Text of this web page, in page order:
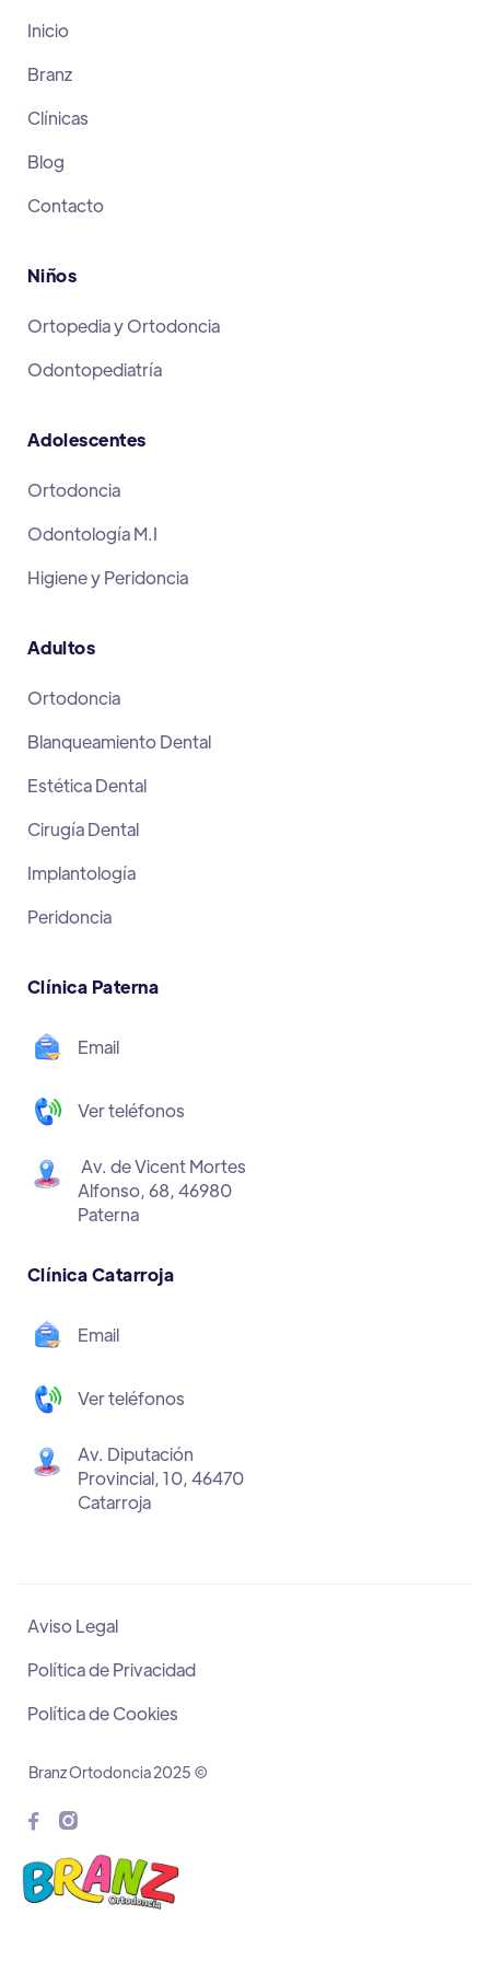
Inicio
Branz
Clínicas
Blog
Contacto
Niños
Ortopedia y Ortodoncia
Odontopediatría
Adolescentes
Ortodoncia
Odontología M.I
Higiene y Peridoncia
Adultos
Ortodoncia
Blanqueamiento Dental
Estética Dental
Cirugía Dental
Implantología
Peridoncia
Clínica Paterna
Email
Ver teléfonos
Av. de Vicent Mortes
Alfonso, 68, 46980
Paterna
Clínica Catarroja
Email
Ver teléfonos
Av. Diputación
Provincial, 10, 46470
Catarroja
Aviso Legal
Política de Privacidad
Política de Cookies
Branz Ortodoncia 2025 ©
 